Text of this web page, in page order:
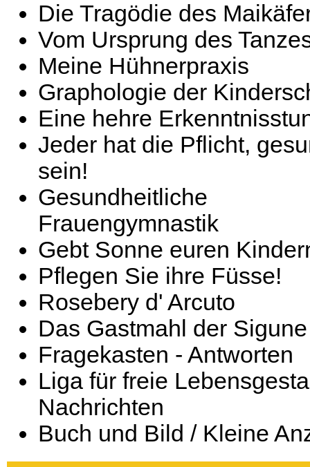
Die Tragödie des
Vom Ursprung des
Meine Hühnerpraxis
Graphologie der
Eine hehre
Jeder hat die Pflicht,
sein!
Gesundheitliche
Frauengymnastik
Gebt Sonne euren
Pflegen Sie ihre Füsse!
Rosebery d' Arcuto
Das Gastmahl der Sigune
Fragekasten - Antworten
Liga für freie
Nachrichten
Buch und Bild / Kleine